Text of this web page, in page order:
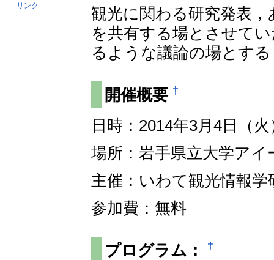
リンク
観光に関わる研究発表
を共有する場とさせて
るような議論の場とす
開催概要 †
日時：2014年3月4日（
場所：岩手県立大学ア
主催：いわて観光情報学
参加費：無料
プログラム： †